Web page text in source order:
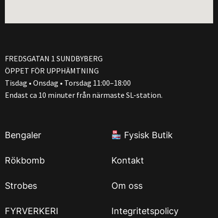
FREDSGATAN 1 SUNDBYBERG
ÖPPET FÖR UPPHÄMTNING
Tisdag • Onsdag • Torsdag 11:00–18:00
Endast ca 10 minuter från närmaste SL-station.
Bengaler
Rökbomb
Strobes
FYRVERKERI
Fysisk Butik
Kontakt
Om oss
Integritetspolicy